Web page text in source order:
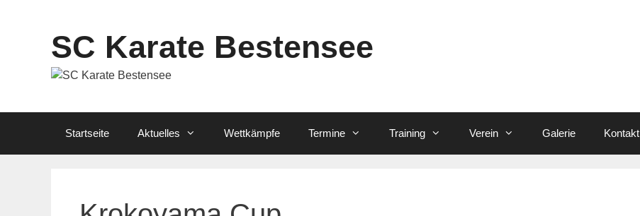
SC Karate Bestensee
Startseite Aktuelles Wettkämpfe Termine Training Verein Galerie Kontakt